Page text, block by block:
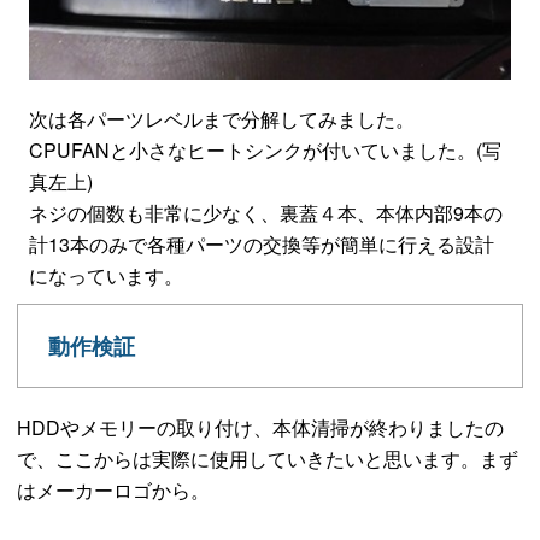
次は各パーツレベルまで分解してみました。
CPUFANと小さなヒートシンクが付いていました。(写
真左上)
ネジの個数も非常に少なく、裏蓋４本、本体内部9本の
計13本のみで各種パーツの交換等が簡単に行える設計
になっています。
動作検証
HDDやメモリーの取り付け、本体清掃が終わりましたの
で、ここからは実際に使用していきたいと思います。まず
はメーカーロゴから。